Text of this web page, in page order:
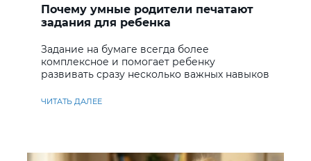
Почему умные родители печатают
задания для ребенка
Задание на бумаге всегда более
комплексное и помогает ребенку
развивать сразу несколько важных навыков
ЧИТАТЬ ДАЛЕЕ